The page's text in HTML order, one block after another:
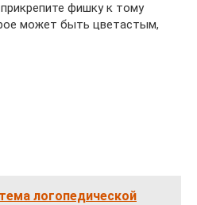
фишку к тому
может быть цветастым,
логопедической